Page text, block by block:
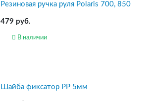
Резиновая ручка руля Polaris 700, 850
479 руб.
В наличии
Шайба фиксатор PP 5мм